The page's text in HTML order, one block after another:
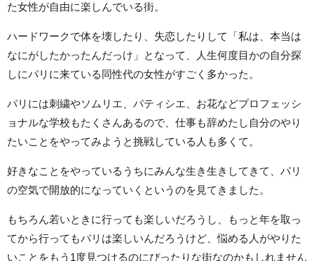
た女性が自由に楽しんでいる街。
ハードワークで体を壊したり、失恋したりして「私は、本当は
なにがしたかったんだっけ」となって、人生何度目かの自分探
しにパリに来ている同性代の女性がすごく多かった。
パリには刺繍やソムリエ、パティシエ、お花などプロフェッシ
ョナルな学校もたくさんあるので、仕事も辞めたし自分のやり
たいことをやってみようと挑戦している人も多くて。
好きなことをやっているうちにみんな生き生きしてきて、パリ
の空気で開放的になっていくというのを見てきました。
もちろん若いときに行っても楽しいだろうし、もっと年を取っ
てから行ってもパリは楽しいんだろうけど、悩める人がやりた
いことをもう1度見つけるのにぴったりな街なのかもしれません